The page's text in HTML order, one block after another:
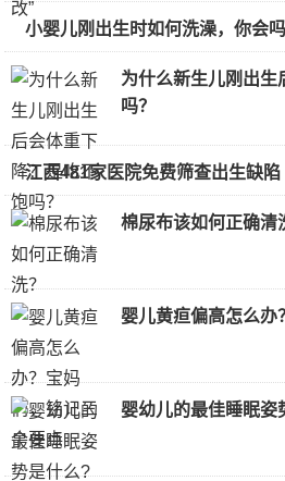
小婴儿刚出生时如何洗澡，你会吗
为什么新生儿刚出生
吗？
江西481家医院免费筛查出生缺陷
棉尿布该如何正确清
婴儿黄疸偏高怎么办
婴幼儿的最佳睡眠姿